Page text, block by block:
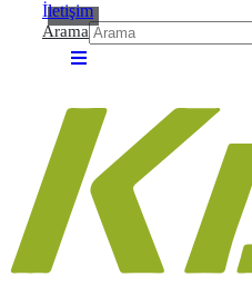
İletişim
Arama